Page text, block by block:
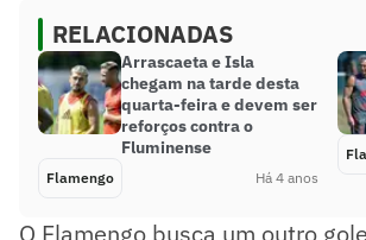
RELACIONADAS
Arrascaeta e Isla
chegam na tarde desta
quarta-feira e devem ser
reforços contra o
Fluminense
Flamengo Há 4 anos